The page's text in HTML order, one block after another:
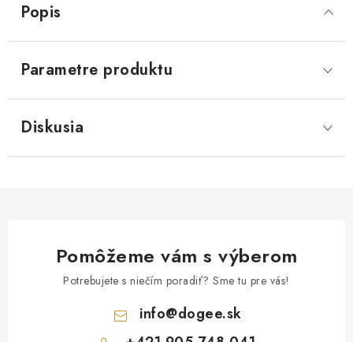
Popis
Parametre produktu
Diskusia
Pomôžeme vám s výberom
Potrebujete s niečím poradiť? Sme tu pre vás!
info@dogee.sk